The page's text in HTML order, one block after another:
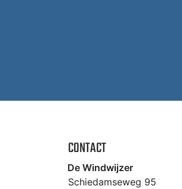
CONTACT
De Windwijzer
Schiedamseweg 95